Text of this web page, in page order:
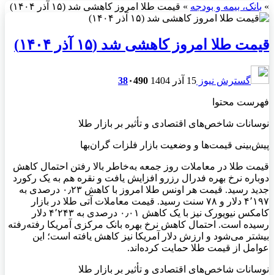
» بانک، بیمه و بودجه » قیمت طلا امروز کاهشی شد (۱۵ آذر ۱۴۰۴)
قیمت طلا امروز کاهشی شد (۱۵ آذر ۱۴۰۴)
گسترش نیوز 15 آذر 1404 38۰490
فهرست محتوا
نوسانات شاخص‌های اقتصادی و تأثیر بر بازار طلا
پیش‌بینی قیمت‌ها و وضعیت بازار فلزات گران‌بها
قیمت طلا در معاملات روز جمعه به‌خاطر بالا رفتن احتمال کاهش
دوباره نرخ بهره فدرال رزرو افزایش یافت و نقره هم به یک رکورد
جدید رسید. قیمت هر اونس طلا امروز با کاهش ۰٫۲۳ درصدی به
۴٬۱۹۷ دلار و ۷۸ سنت رسید. قیمت معاملات آتی طلا در بازار
کامکس نیویورک نیز با یک کاهش ۰٫۰۱ درصدی به ۴٬۲۴۳ دلار
رسیده است. احتمال کاهش نرخ بهره بانک مرکزی آمریکا رفته‌رفته
بیشتر می‌شود و ارزش دلار آمریکا نیز کاهش یافته است؛ این
عوامل از قیمت طلا حمایت کرده‌اند.
نوسانات شاخص‌های اقتصادی و تأثیر بر بازار طلا